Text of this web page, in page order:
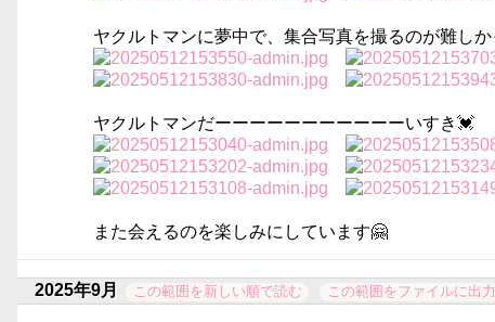
ヤクルトマンに夢中で、集合写真を撮るのが難し
ヤクルトマンだーーーーーーーーーーーいすき💓
また会えるのを楽しみにしています🤗
2025年9月 この範囲を新しい順で読む この範囲をファイルに出